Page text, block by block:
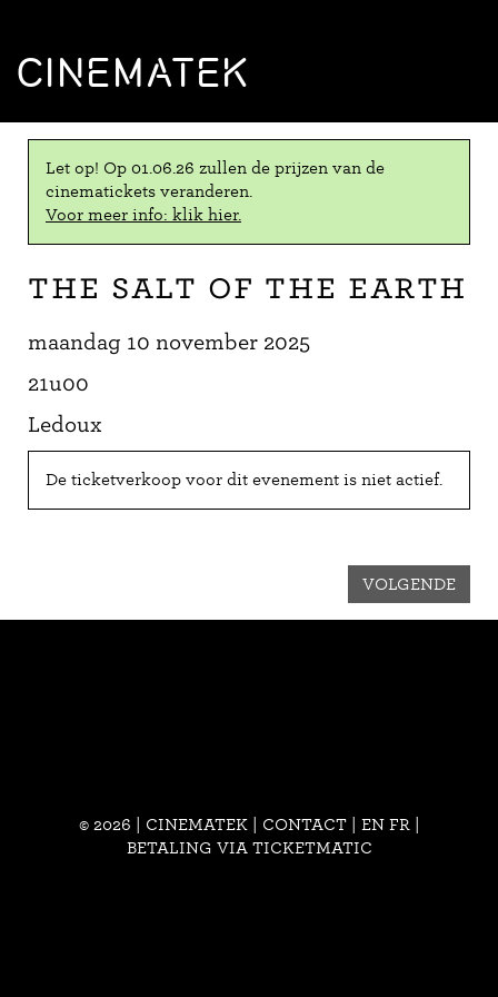
CINEMATEK
Let op! Op 01.06.26 zullen de prijzen van de
cinematickets veranderen.
Voor meer info: klik hier.
The Salt of the Earth
maandag 10 november 2025
21u00
Ledoux
De ticketverkoop voor dit evenement is niet actief.
VOLGENDE
© 2026 | CINEMATEK | CONTACT| EN FR
BETALING VIA TICKETMATIC